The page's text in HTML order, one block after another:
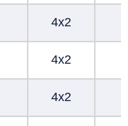
4х2
4х2
4х2